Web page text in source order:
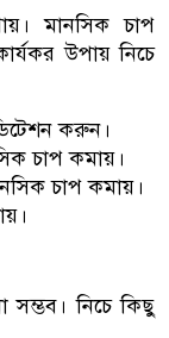
মানসিক চাপ
উপায় নিচে
করুন।
চাপ কমায়।
চাপ কমায়।
সম্ভব। নিচে কিছু